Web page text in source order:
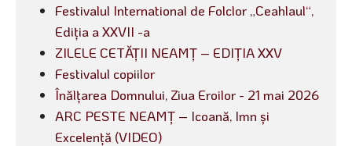
Festivalul International de Folclor „Ceahlaul“,
Ediția a XXVII -a
ZILELE CETĂȚII NEAMȚ – EDIȚIA XXV
Festivalul copiilor
Înălțarea Domnului, Ziua Eroilor - 21 mai 2026
ARC PESTE NEAMȚ – Icoană, Imn și
Excelență (VIDEO)